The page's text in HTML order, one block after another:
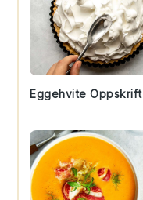
Eggehvite Oppskrift